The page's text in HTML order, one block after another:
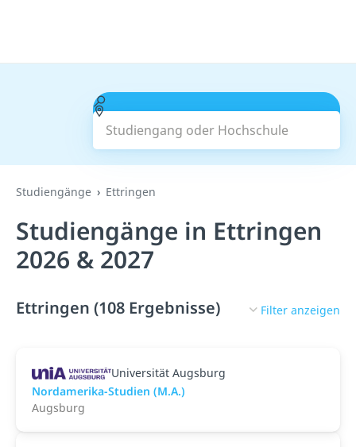
Studiengang oder Hochschule
Suchen
Studiengänge Ettringen
Studiengänge in Ettringen
2026 & 2027
Ettringen (108 Ergebnisse) Filter anzeigen
Universität Augsburg
Nordamerika-Studien (M.A.)
Augsburg